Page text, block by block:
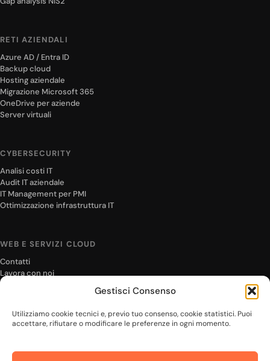
Gestisci Consenso
Utilizziamo cookie tecnici e, previo tuo consenso, cookie statistici. Puoi
accettare, rifiutare o modificare le preferenze in ogni momento.
RETI AZIENDALI
Azure AD / Entra ID
Backup cloud
Hosting aziendale
Migrazione Microsoft 365
OneDrive per aziende
Server virtuali
CYBERSECURITY
Analisi costi IT
Audit IT aziendale
IT Management per PMI
Ottimizzazione infrastruttura IT
WEB E SERVIZI CLOUD
Contatti
Lavora con noi
Settori
Team
Cookie Policy